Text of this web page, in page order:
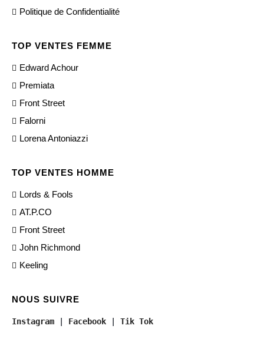
Politique de Confidentialité
TOP VENTES FEMME
Edward Achour
Premiata
Front Street
Falorni
Lorena Antoniazzi
TOP VENTES HOMME
Lords & Fools
AT.P.CO
Front Street
John Richmond
Keeling
NOUS SUIVRE
Instagram | Facebook | Tik Tok